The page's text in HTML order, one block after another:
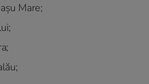
Mare;